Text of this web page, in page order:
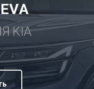
KIA